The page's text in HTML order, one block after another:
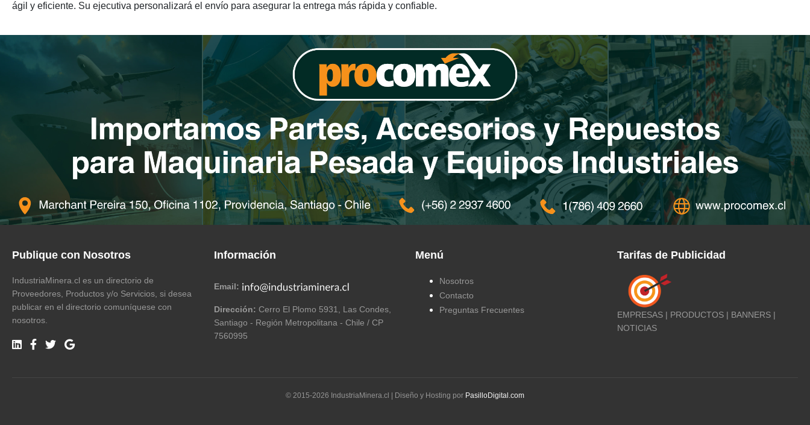
ágil y eficiente. Su ejecutiva personalizará el envío para asegurar la entrega más rápida y confiable.
Publique con Nosotros
IndustriaMinera.cl es un directorio de
Proveedores, Productos y/o Servicios, si desea
publicar en el directorio comuníquese con
nosotros.
Información
Email:
Dirección: Cerro El Plomo 5931, Las Condes,
Santiago - Región Metropolitana - Chile / CP
7560995
Menú
Nosotros
Contacto
Preguntas Frecuentes
Tarifas de Publicidad
EMPRESAS | PRODUCTOS | BANNERS |
NOTICIAS
© 2015-2026 IndustriaMinera.cl | Diseño y Hosting por PasilloDigital.com